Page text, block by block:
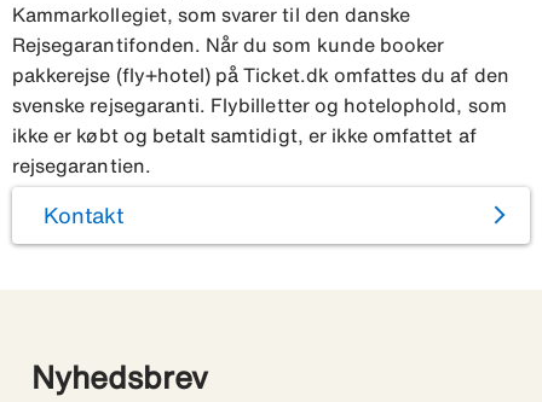
Kammarkollegiet, som svarer til den danske
Rejsegarantifonden. Når du som kunde booker
pakkerejse (fly+hotel) på Ticket.dk omfattes du af den
svenske rejsegaranti. Flybilletter og hotelophold, som
ikke er købt og betalt samtidigt, er ikke omfattet af
rejsegarantien.
Kontakt
Nyhedsbrev